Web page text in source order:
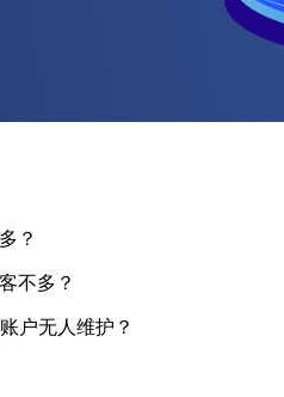
？
不多？
户无人维护？